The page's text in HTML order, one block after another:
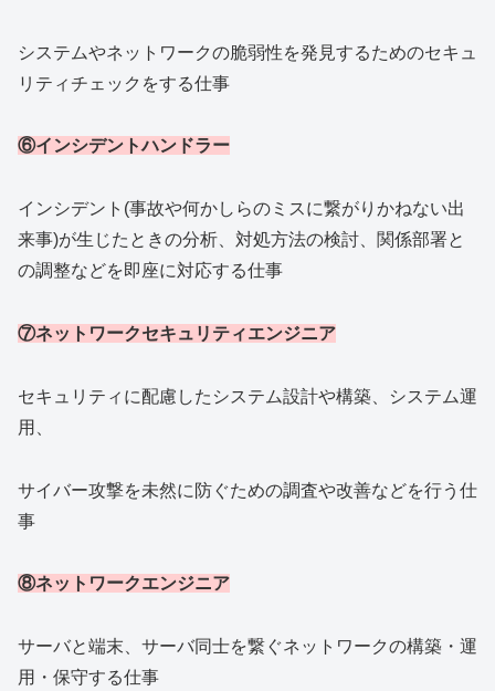
システムやネットワークの脆弱性を発見するためのセキュ
リティチェックをする仕事
⑥インシデントハンドラー
インシデント(事故や何かしらのミスに繋がりかねない出
来事)が生じたときの分析、対処方法の検討、関係部署と
の調整などを即座に対応する仕事
⑦ネットワークセキュリティエンジニア
セキュリティに配慮したシステム設計や構築、システム運
用、
サイバー攻撃を未然に防ぐための調査や改善などを行う仕
事
⑧ネットワークエンジニア
サーバと端末、サーバ同士を繋ぐネットワークの構築・運
用・保守する仕事